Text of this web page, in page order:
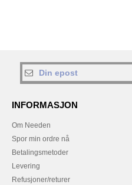
INFORMASJON
Om Needen
Spor min ordre nå
Betalingsmetoder
Levering
Refusjoner/returer